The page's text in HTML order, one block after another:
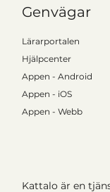
Kattalo är en
Genvägar
Lärarportalen
Hjälpcenter
Appen - Android
Appen - iOS
Appen - Webb